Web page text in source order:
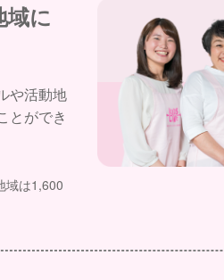
域に
や活動地
とができ
域は1,600